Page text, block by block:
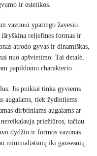
ir estetikos.
vazonui ypatingo žavesio.
išryškina reljefines formas ir
atrodo gyvas ir dinamiškas,
nuo apšvietimo. Tai detalė,
papildomo charakterio.
Jis puikiai tinka gyviems
augalams, tiek žydintiems
dirbtiniams augalams ar
priežiūros, tačiau
dydžio ir formos vazonas
minimalistinių iki gausesnių.